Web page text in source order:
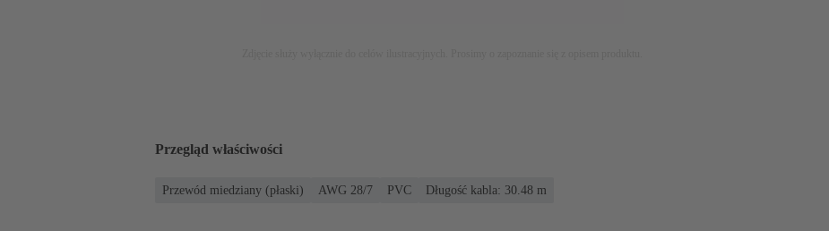
Przegląd właściwości
Przewód miedziany (płaski) AWG 28/7 PVC Długość kabla: 30.48 m